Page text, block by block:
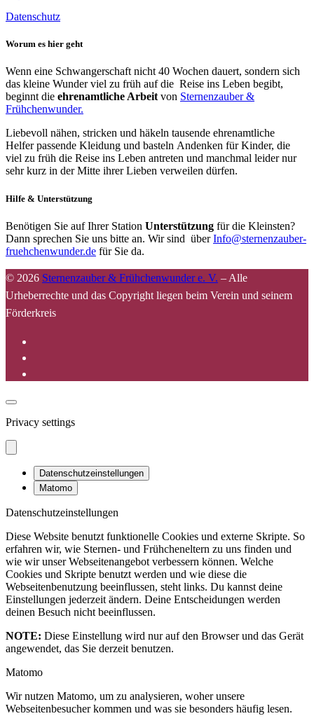
Datenschutz
Worum es hier geht
Wenn eine Schwangerschaft nicht 40 Wochen dauert, sondern sich
das kleine Wunder viel zu früh auf die Reise ins Leben begibt,
beginnt die ehrenamtliche Arbeit von Sternenzauber &
Frühchenwunder.
Liebevoll nähen, stricken und häkeln tausende ehrenamtliche
Helfer passende Kleidung und basteln Andenken für Kinder, die
viel zu früh die Reise ins Leben antreten und manchmal leider nur
sehr kurz in der Mitte ihrer Lieben verweilen dürfen.
Hilfe & Unterstützung
Benötigen Sie auf Ihrer Station Unterstützung für die Kleinsten?
Dann sprechen Sie uns bitte an. Wir sind überInfo@sternenzauber-
fruehchenwunder.de für Sie da.
© 2026 Sternenzauber & Frühchenwunder e. V. – Alle
Urheberrechte und das Copyright liegen beim Verein und seinem
Förderkreis
Privacy settings
Datenschutzeinstellungen
Matomo
Datenschutzeinstellungen
Diese Website benutzt funktionelle Cookies und externe Skripte. So
erfahren wir, wie Sternen- und Frühcheneltern zu uns finden und
wie wir unser Webseitenangebot verbessern können. Welche
Cookies und Skripte benutzt werden und wie diese die
Webseitenbenutzung beeinflussen, steht links. Du kannst deine
Einstellungen jederzeit ändern. Deine Entscheidungen werden
deinen Besuch nicht beeinflussen.
NOTE: Diese Einstellung wird nur auf den Browser und das Gerät
angewendet, das Sie derzeit benutzen.
Matomo
Wir nutzen Matomo, um zu analysieren, woher unsere
Webseitenbesucher kommen und was sie besonders häufig lesen.